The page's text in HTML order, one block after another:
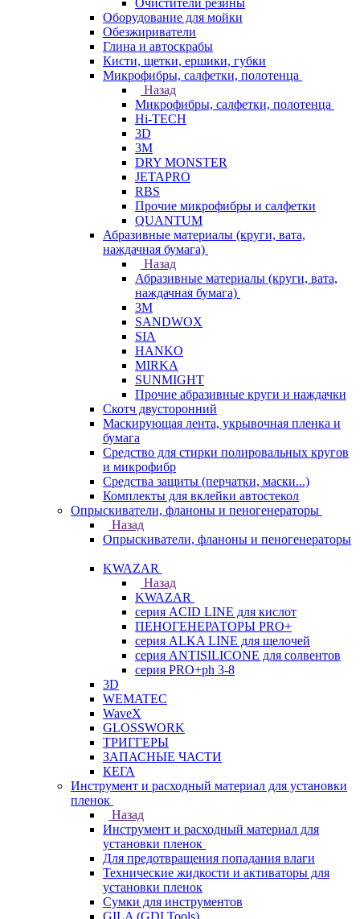
Очистители резины
Оборудование для мойки
Обезжириватели
Глина и автоскрабы
Кисти, щетки, ершики, губки
Микрофибры, салфетки, полотенца
Назад
Микрофибры, салфетки, полотенца
Hi-TECH
3D
3М
DRY MONSTER
JETAPRO
RBS
Прочие микрофибры и салфетки
QUANTUM
Абразивные материалы (круги, вата,
наждачная бумага)
Назад
Абразивные материалы (круги, вата,
наждачная бумага)
3М
SANDWOX
SIA
HANKO
MIRKA
SUNMIGHT
Прочие абразивные круги и наждачки
Скотч двусторонний
Маскирующая лента, укрывочная пленка и
бумага
Средство для стирки полировальных кругов
и микрофибр
Средства защиты (перчатки, маски...)
Комплекты для вклейки автостекол
Опрыскиватели, фланоны и пеногенераторы
Назад
Опрыскиватели, фланоны и пеногенераторы
KWAZAR
Назад
KWAZAR
серия ACID LINE для кислот
ПЕНОГЕНЕРАТОРЫ PRO+
серия ALKA LINE для щелочей
серия ANTISILICONE для солвентов
серия PRO+ph 3-8
3D
WEMATEC
WaveX
GLOSSWORK
ТРИГГЕРЫ
ЗАПАСНЫЕ ЧАСТИ
КЕГА
Инструмент и расходный материал для установки
пленок
Назад
Инструмент и расходный материал для
установки пленок
Для предотвращения попадания влаги
Технические жидкости и активаторы для
установки пленок
Сумки для инструментов
GILA (GDI Tools)